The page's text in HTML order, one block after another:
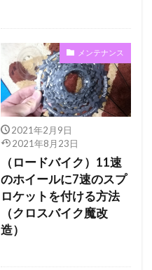
メンテナンス
2021年2月9日
2021年8月23日
（ロードバイク）11速
のホイールに7速のスプ
ロケットを付ける方法
（クロスバイク魔改
造）